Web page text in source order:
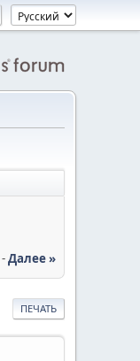
-Далее »
ПЕЧАТЬ